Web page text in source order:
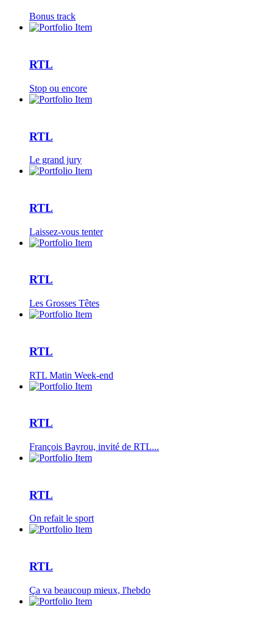
Bonus track
RTL
Stop ou encore
RTL
Le grand jury
RTL
Laissez-vous tenter
RTL
Les Grosses Têtes
RTL
RTL Matin Week-end
RTL
François Bayrou, invité de RTL...
RTL
On refait le sport
RTL
Ça va beaucoup mieux, l'hebdo